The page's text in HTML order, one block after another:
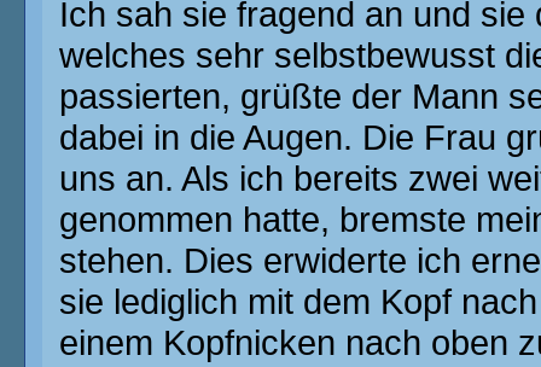
Ich sah sie fragend an und
welches sehr selbstbewusst
passierten, grüßte der Mann
dabei in die Augen. Die Frau
uns an. Als ich bereits zwei
genommen hatte, bremste
stehen. Dies erwiderte ich
sie lediglich mit dem Kopf
einem Kopfnicken nach oben